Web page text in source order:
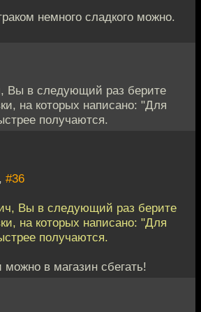
немного сладкого можно.
Вы в следующий раз берите
на которых написано: "Для
получаются.
#36
Вы в следующий раз берите
на которых написано: "Для
получаются.
в магазин сбегать!